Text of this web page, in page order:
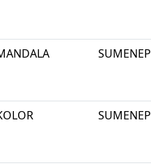
SUMENEP
SUMENEP